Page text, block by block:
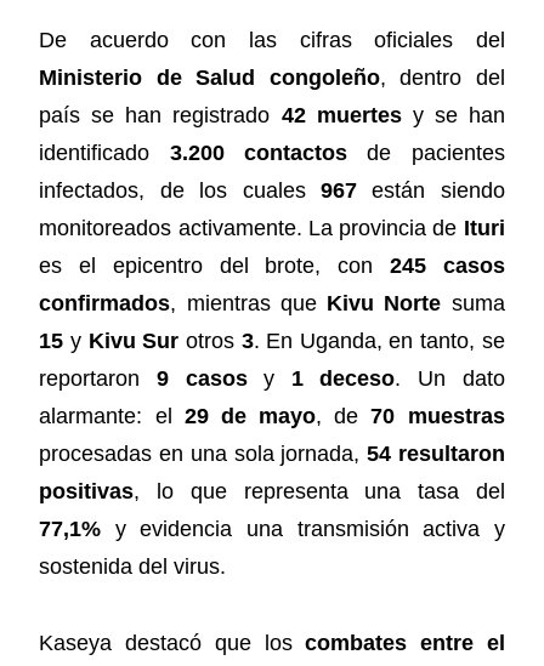
De acuerdo con las cifras oficiales del
Ministerio de Salud congoleño, dentro del
país se han registrado 42 muertesy se han
identificado 3.200 contactos de pacientes
infectados, de los cuales 967están siendo
monitoreados activamente. La provincia de Ituri
es el epicentro del brote, con 245 casos
confirmados, mientras que Kivu Norte suma
15 y Kivu Sur otros 3. En Uganda, en tanto, se
reportaron9 casosy 1 deceso. Un dato
alarmante: el 29 de mayo, de70 muestras
procesadas en una sola jornada, 54 resultaron
positivas, lo que representa una tasa del
77,1% y evidencia una transmisión activa y
sostenida del virus.
Kaseya destacó que loscombates entre el